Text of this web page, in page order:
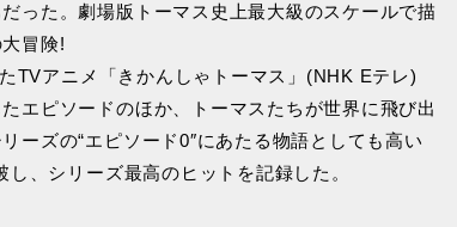
った。劇場版トーマス史上最大級のスケールで描
冒険!
TVアニメ「きかんしゃトーマス」(NHK Eテレ)
エピソードのほか、トーマスたちが世界に飛び出
ーズの“エピソード0″にあたる物語としても高い
、シリーズ最高のヒットを記録した。